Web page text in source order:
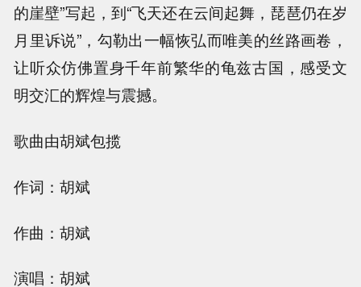
的崖壁”写起，到“飞天还在云间起舞，琵琶仍在岁
月里诉说”，勾勒出一幅恢弘而唯美的丝路画卷，
让听众仿佛置身千年前繁华的龟兹古国，感受文
明交汇的辉煌与震撼。
歌曲由胡斌包揽
作词：胡斌
作曲：胡斌
演唱：胡斌